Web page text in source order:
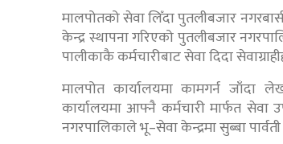
मालपोतको सेवा लिँदा पुतलीबजार
केन्द्र स्थापना गरिएको पुतलीबजार
पालीकाकै कर्मचारीबाट सेवा दिदा
मालपोत कार्यालयमा कामगर्न जाँदा
कार्यालयमा आफ्नै कर्मचारी मार्फत
नगरपालिकाले भू–सेवा केन्द्रमा सुब्बा